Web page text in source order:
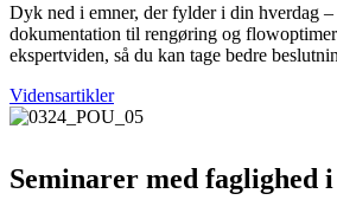
Dyk ned i emner, der fylder i din hverdag
dokumentation til rengøring og
ekspertviden, så du kan tage bedre
Vidensartikler
Seminarer med faglighed